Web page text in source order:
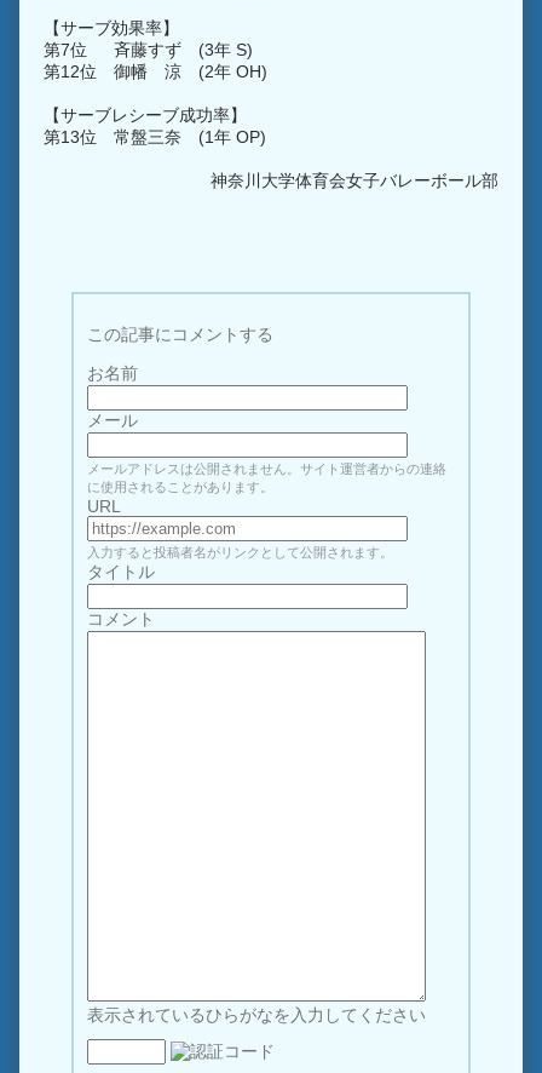
【サーブ効果率】
第7位 斉藤すず (3年 S)
第12位 御幡 涼 (2年 OH)
【サーブレシーブ成功率】
第13位 常盤三奈 (1年 OP)
神奈川大学体育会女子バレーボール部
この記事にコメントする
お名前
メール
メールアドレスは公開されません。サイト運営者からの連絡
に使用されることがあります。
URL
入力すると投稿者名がリンクとして公開されます。
タイトル
コメント
表示されているひらがなを入力してください